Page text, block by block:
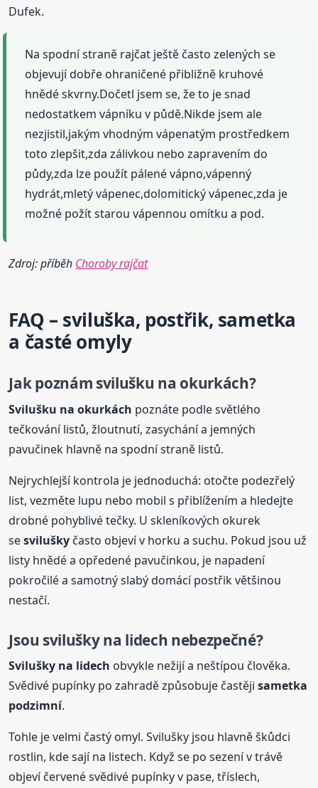
Dufek.
Na spodní straně rajčat ještě často zelených se
objevují dobře ohraničené přibližně kruhové
hnědé skvrny.Dočetl jsem se, že to je snad
nedostatkem vápníku v půdě.Nikde jsem ale
nezjistil,jakým vhodným vápenatým prostředkem
toto zlepšit,zda zálivkou nebo zapravením do
půdy,zda lze použít pálené vápno,vápenný
hydrát,mletý vápenec,dolomitický vápenec,zda je
možné požít starou vápennou omítku a pod.
Zdroj: příběh Choroby rajčat
FAQ – sviluška, postřik, sametka
a časté omyly
Jak poznám svilušku na okurkách?
Svilušku na okurkách poznáte podle světlého
tečkování listů, žloutnutí, zasychání a jemných
pavučinek hlavně na spodní straně listů.
Nejrychlejší kontrola je jednoduchá: otočte podezřelý
list, vezměte lupu nebo mobil s přiblížením a hledejte
drobné pohyblivé tečky. U skleníkových okurek
sesvilušky často objeví v horku a suchu. Pokud jsou už
listy hnědé a opředené pavučinkou, je napadení
pokročilé a samotný slabý domácí postřik většinou
nestačí.
Jsou svilušky na lidech nebezpečné?
Svilušky na lidech obvykle nežijí a neštípou člověka.
Svědivé pupínky po zahradě způsobuje častějisametka
podzimní.
Tohle je velmi častý omyl. Svilušky jsou hlavně škůdci
rostlin, kde sají na listech. Když se po sezení v trávě
objeví červené svědivé pupínky v pase, tříslech,